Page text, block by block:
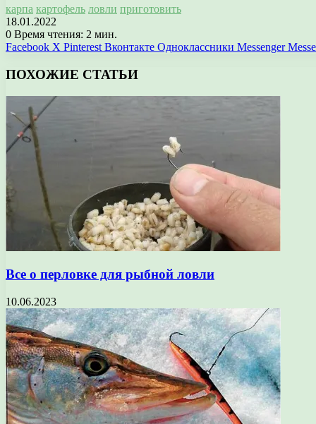
карпа картофель ловли приготовить
18.01.2022
0 Время чтения: 2 мин.
Facebook X Pinterest Вконтакте Одноклассники Messenger
ПОХОЖИЕ СТАТЬИ
Все о перловке для рыбной ловли
10.06.2023